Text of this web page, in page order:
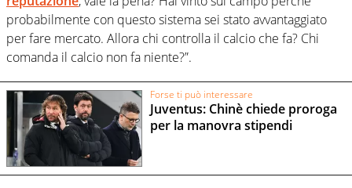
probabilmente con questo sistema sei stato avvantaggiato
per fare mercato. Allora chi controlla il calcio che fa? Chi
comanda il calcio non fa niente?”.
Forse ti può interessare
Juventus: Chinè chiede proroga
per la manovra stipendi